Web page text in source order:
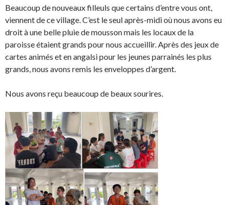
Beaucoup de nouveaux filleuls que certains d’entre vous ont,
viennent de ce village. C’est le seul après-midi où nous avons eu
droit à une belle pluie de mousson mais les locaux de la
paroisse étaient grands pour nous accueillir. Après des jeux de
cartes animés et en angalsi pour les jeunes parrainés les plus
grands, nous avons remis les enveloppes d’argent.
Nous avons reçu beaucoup de beaux sourires.